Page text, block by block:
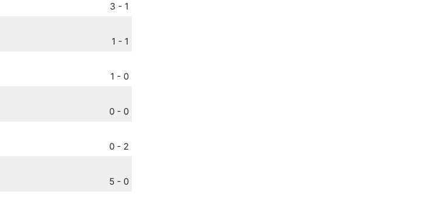
3 - 1
1 - 1
1 - 0
0 - 0
0 - 2
5 - 0